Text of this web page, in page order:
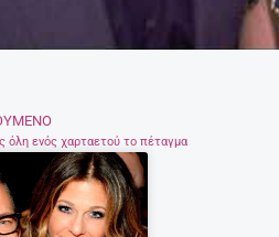
όλη ενός χαρταετού το πέταγμα